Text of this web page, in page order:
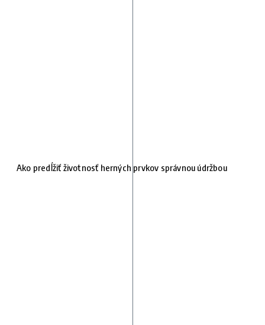
Ako predĺžiť životnosť herných prvkov správnou údržbou